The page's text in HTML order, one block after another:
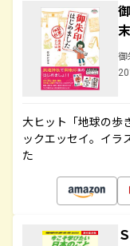
御
大ヒット「地球の歩
ックエッセイ。イラ
た